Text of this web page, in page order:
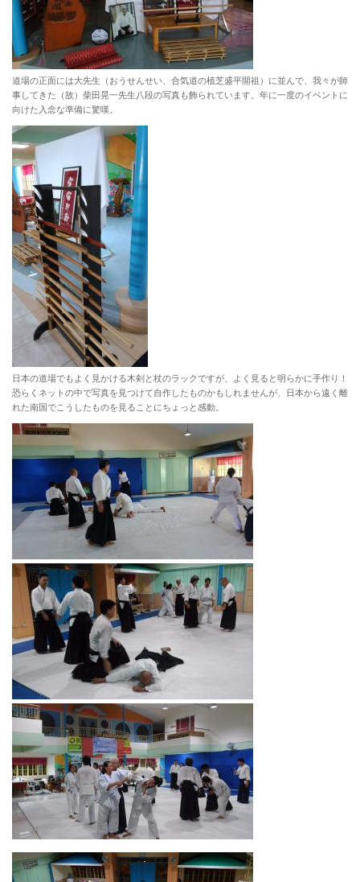
道場の正面には大先生（おうせんせい、合気道の植芝盛平開祖）に並んで、我々が師
事してきた（故）柴田晃一先生八段の写真も飾られています。年に一度のイベントに
向けた入念な準備に驚嘆。
日本の道場でもよく見かける木剣と杖のラックですが、よく見ると明らかに手作り！
恐らくネットの中で写真を見つけて自作したものかもしれませんが、日本から遠く離
れた南国でこうしたものを見ることにちょっと感動。